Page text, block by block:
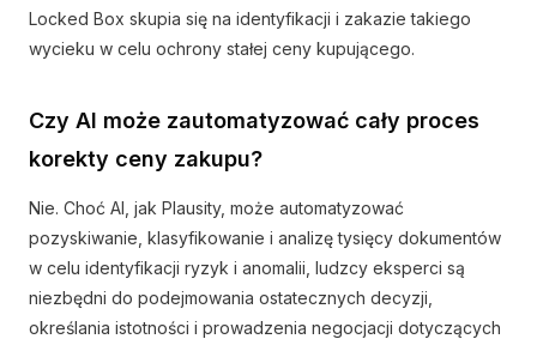
Locked Box skupia się na identyfikacji i zakazie takiego
wycieku w celu ochrony stałej ceny kupującego.
Czy AI może zautomatyzować cały proces
korekty ceny zakupu?
Nie. Choć AI, jak Plausity, może automatyzować
pozyskiwanie, klasyfikowanie i analizę tysięcy dokumentów
w celu identyfikacji ryzyk i anomalii, ludzcy eksperci są
niezbędni do podejmowania ostatecznych decyzji,
określania istotności i prowadzenia negocjacji dotyczących